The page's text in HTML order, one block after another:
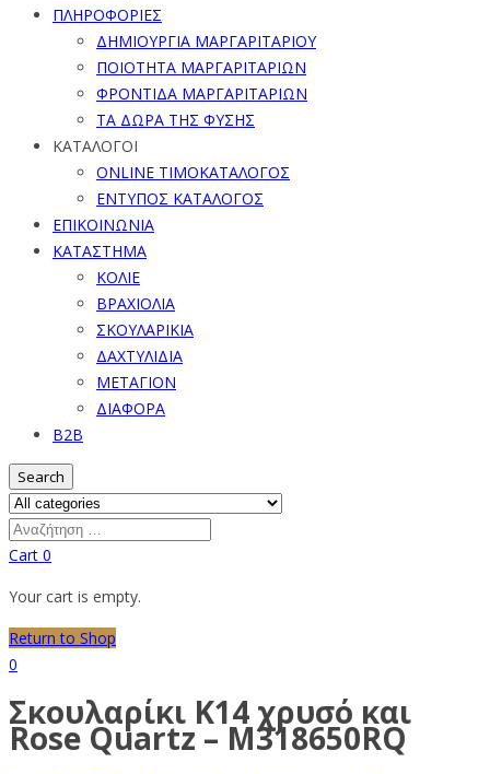
ΠΛΗΡΟΦΟΡΙΕΣ
ΔΗΜΙΟΥΡΓΙΑ ΜΑΡΓΑΡΙΤΑΡΙΟΥ
ΠΟΙΟΤΗΤΑ ΜΑΡΓΑΡΙΤΑΡΙΩΝ
ΦΡΟΝΤΙΔΑ ΜΑΡΓΑΡΙΤΑΡΙΩΝ
ΤΑ ΔΩΡΑ ΤΗΣ ΦΥΣΗΣ
ΚΑΤΑΛΟΓΟΙ
ONLINE ΤΙΜΟΚΑΤΑΛΟΓΟΣ
ΕΝΤΥΠΟΣ ΚΑΤΑΛΟΓΟΣ
ΕΠΙΚΟΙΝΩΝΙΑ
ΚΑΤΑΣΤΗΜΑ
ΚΟΛΙΕ
ΒΡΑΧΙΟΛΙΑ
ΣΚΟΥΛΑΡΙΚΙΑ
ΔΑΧΤΥΛΙΔΙΑ
ΜΕΤΑΓΙΟΝ
ΔΙΑΦΟΡΑ
B2B
Search
Cart 0
Your cart is empty.
Return to Shop
0
Σκουλαρίκι Κ14 χρυσό και
Rose Quartz – M318650RQ